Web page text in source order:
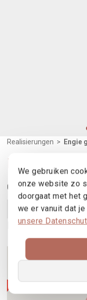
Realisierungen > Engie
Engie
Gebruikte
Optima 70
Einen Händler
We gebruiken
onze website zo
doorgaat met het
we er vanuit dat
unsere